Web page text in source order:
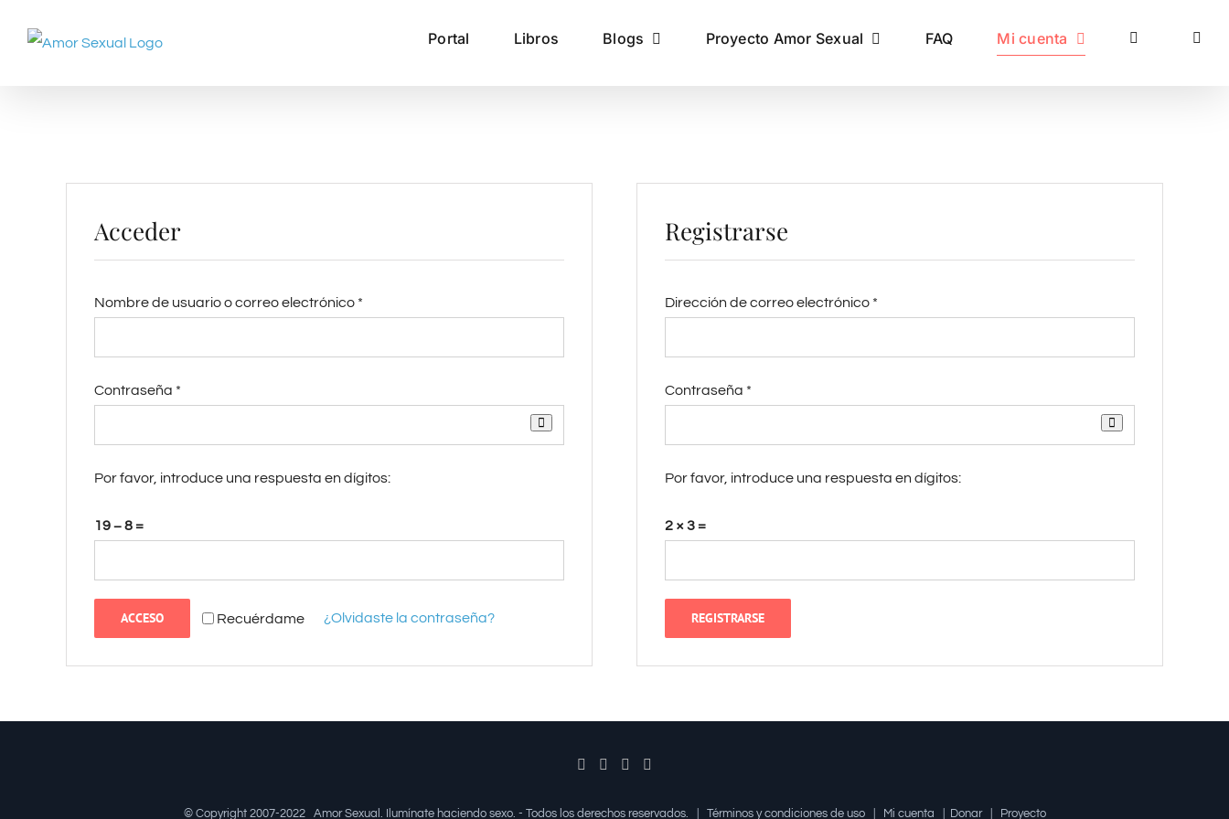
Portal Libros Blogs Proyecto Amor Sexual FAQ Mi cuenta
Acceder
Nombre de usuario o correo electrónico *
Contraseña *
Por favor, introduce una respuesta en dígitos:
19 − 8 =
Recuérdame
ACCESO ¿Olvidaste la contraseña?
Registrarse
Dirección de correo electrónico *
Contraseña *
Por favor, introduce una respuesta en dígitos:
2 × 3 =
REGISTRARSE
© Copyright 2007-2022 Amor Sexual . Ilumínate haciendo sexo. - Todos los derechos reservados. | Términos y condiciones de uso| Mi cuenta Donar| Proyecto